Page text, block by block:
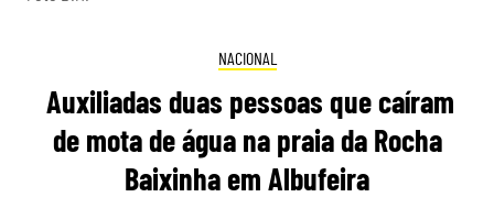
NACIONAL
Auxiliadas duas pessoas que caíram
de mota de água na praia da Rocha
Baixinha em Albufeira